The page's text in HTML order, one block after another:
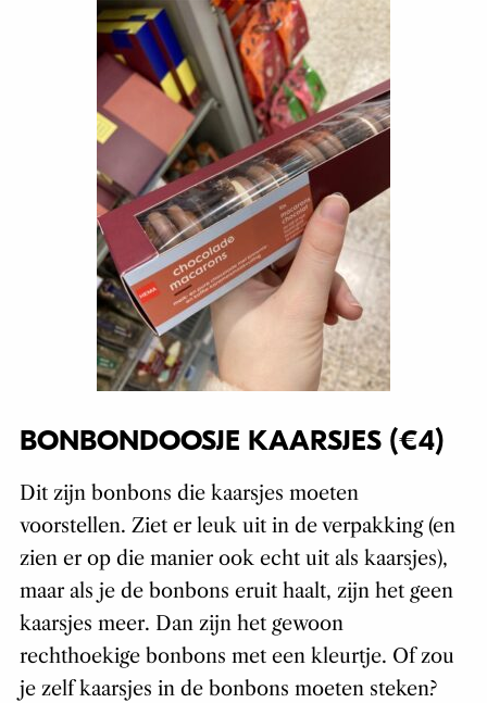
BONBONDOOSJE KAARSJES (€4)
Dit zijn bonbons die kaarsjes moeten
voorstellen. Ziet er leuk uit in de verpakking (en
zien er op die manier ook echt uit als kaarsjes),
maar als je de bonbons eruit haalt, zijn het geen
kaarsjes meer. Dan zijn het gewoon
rechthoekige bonbons met een kleurtje. Of zou
je zelf kaarsjes in de bonbons moeten steken?